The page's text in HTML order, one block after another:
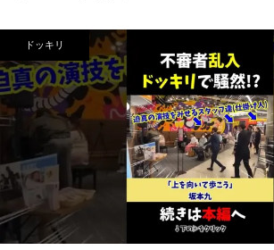
ドッキリ